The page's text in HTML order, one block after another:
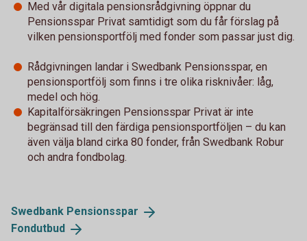
Med vår digitala pensionsrådgivning öppnar du
Pensionsspar Privat samtidigt som du får förslag på
vilken pensionsportfölj med fonder som passar just dig.
Rådgivningen landar i Swedbank Pensionsspar, en
pensionsportfölj som finns i tre olika risknivåer: låg,
medel och hög.
Kapitalförsäkringen Pensionsspar Privat är inte
begränsad till den färdiga pensionsportföljen – du kan
även välja bland cirka 80 fonder, från Swedbank Robur
och andra fondbolag.
Swedbank Pensionsspar
Fondutbud